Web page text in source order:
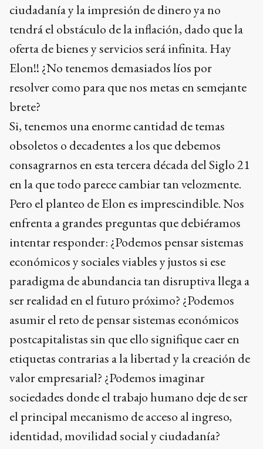
ciudadanía y la impresión de dinero ya no
tendrá el obstáculo de la inflación, dado que la
oferta de bienes y servicios será infinita. Hay
Elon!! ¿No tenemos demasiados líos por
resolver como para que nos metas en semejante
brete?
Si, tenemos una enorme cantidad de temas
obsoletos o decadentes a los que debemos
consagrarnos en esta tercera década del Siglo 21
en la que todo parece cambiar tan velozmente.
Pero el planteo de Elon es imprescindible. Nos
enfrenta a grandes preguntas que debiéramos
intentar responder: ¿Podemos pensar sistemas
económicos y sociales viables y justos si ese
paradigma de abundancia tan disruptiva llega a
ser realidad en el futuro próximo? ¿Podemos
asumir el reto de pensar sistemas económicos
postcapitalistas sin que ello signifique caer en
etiquetas contrarias a la libertad y la creación de
valor empresarial? ¿Podemos imaginar
sociedades donde el trabajo humano deje de ser
el principal mecanismo de acceso al ingreso,
identidad, movilidad social y ciudadanía?